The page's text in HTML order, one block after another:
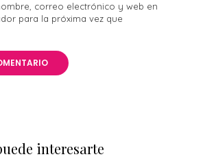
correo electrónico y web en
para la próxima vez que
interesarte